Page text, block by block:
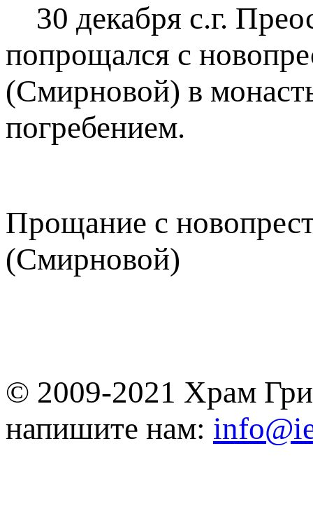
30 декабря с.г.
попрощался с
(Смирновой) в
погребением.
Прощание с
(Смирновой)
© 2009-2021 Храм
напишите нам: